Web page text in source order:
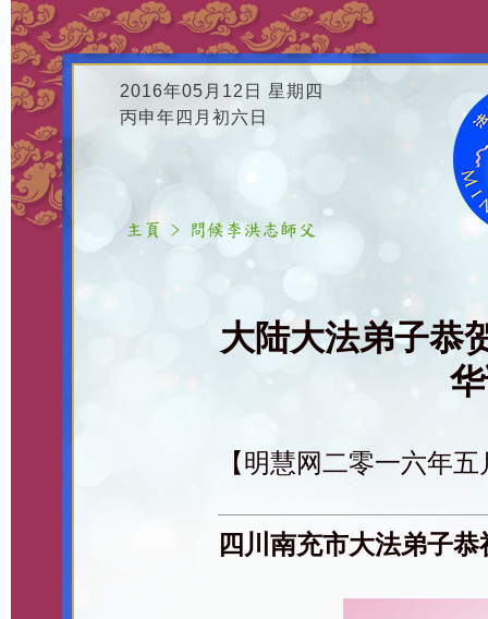
2016年05月12日 星期四
丙申年四月初六日
大陆大法弟子恭
【明慧网二零一六年
四川南充市大法弟子